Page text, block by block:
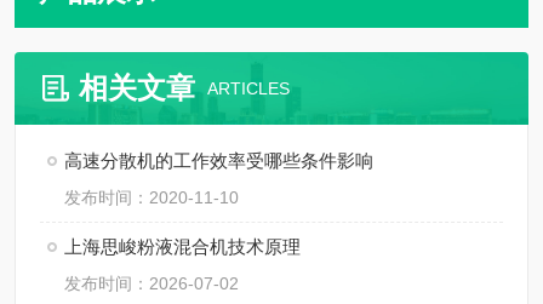
相关文章 ARTICLES
高速分散机的工作效率受哪些条件影响
发布时间：2020-11-10
上海思峻粉液混合机技术原理
发布时间：2026-07-02